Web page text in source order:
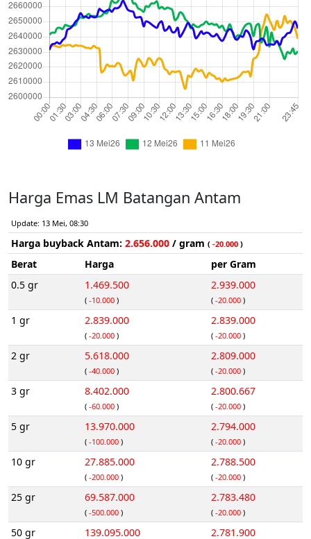
Harga Emas LM Batangan Antam
Update: 13 Mei, 08:30
Harga buyback Antam: 2.656.000 / gram ( -20.000 )
Berat Harga
per Gram
0.5 gr
1.469.500
( -10.000 )
2.939.000
( -20.000 )
1 gr 2.839.000
( -20.000 )
2.839.000
( -20.000 )
2 gr 5.618.000
( -40.000 )
2.809.000
( -20.000 )
3 gr 8.402.000
( -60.000 )
2.800.667
( -20.000 )
5 gr 13.970.000
( -100.000 )
2.794.000
( -20.000 )
10 gr 27.885.000
( -200.000 )
2.788.500
( -20.000 )
25 gr 69.587.000
( -500.000 )
2.783.480
( -20.000 )
50 gr 139.095.000 2.781.900